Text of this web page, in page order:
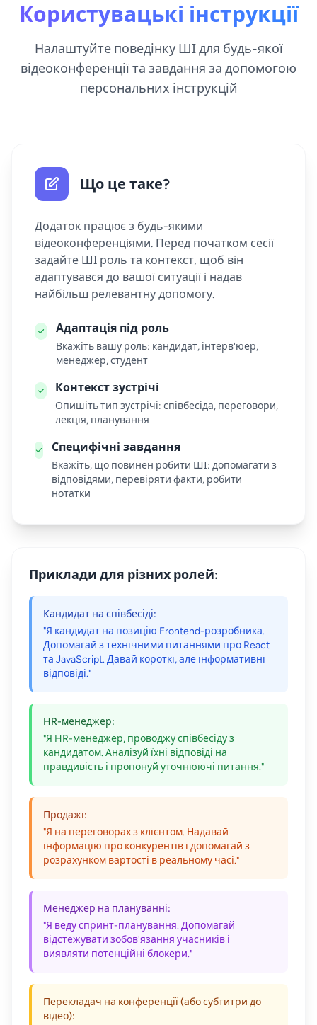
Користувацькі інструкції
Налаштуйте поведінку ШІ для будь-якої
відеоконференції та завдання за допомогою
персональних інструкцій
Що це таке?
Додаток працює з будь-якими
відеоконференціями. Перед початком сесії
задайте ШІ роль та контекст, щоб він
адаптувався до вашої ситуації і надав
найбільш релевантну допомогу.
Адаптація під роль
Вкажіть вашу роль: кандидат, інтерв'юер,
менеджер, студент
Контекст зустрічі
Опишіть тип зустрічі: співбесіда, переговори,
лекція, планування
Специфічні завдання
Вкажіть, що повинен робити ШІ: допомагати з
відповідями, перевіряти факти, робити
нотатки
Приклади для різних ролей:
Кандидат на співбесіді:
"Я кандидат на позицію Frontend-розробника.
Допомагай з технічними питаннями про React
та JavaScript. Давай короткі, але інформативні
відповіді."
HR-менеджер:
"Я HR-менеджер, проводжу співбесіду з
кандидатом. Аналізуй їхні відповіді на
правдивість і пропонуй уточнюючі питання."
Продажі:
"Я на переговорах з клієнтом. Надавай
інформацію про конкурентів і допомагай з
розрахунком вартості в реальному часі."
Менеджер на плануванні:
"Я веду спринт-планування. Допомагай
відстежувати зобов'язання учасників і
виявляти потенційні блокери."
Перекладач на конференції (або субтитри до
відео):